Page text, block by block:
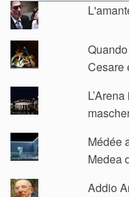
Cesare
Médée
Medea
Addio